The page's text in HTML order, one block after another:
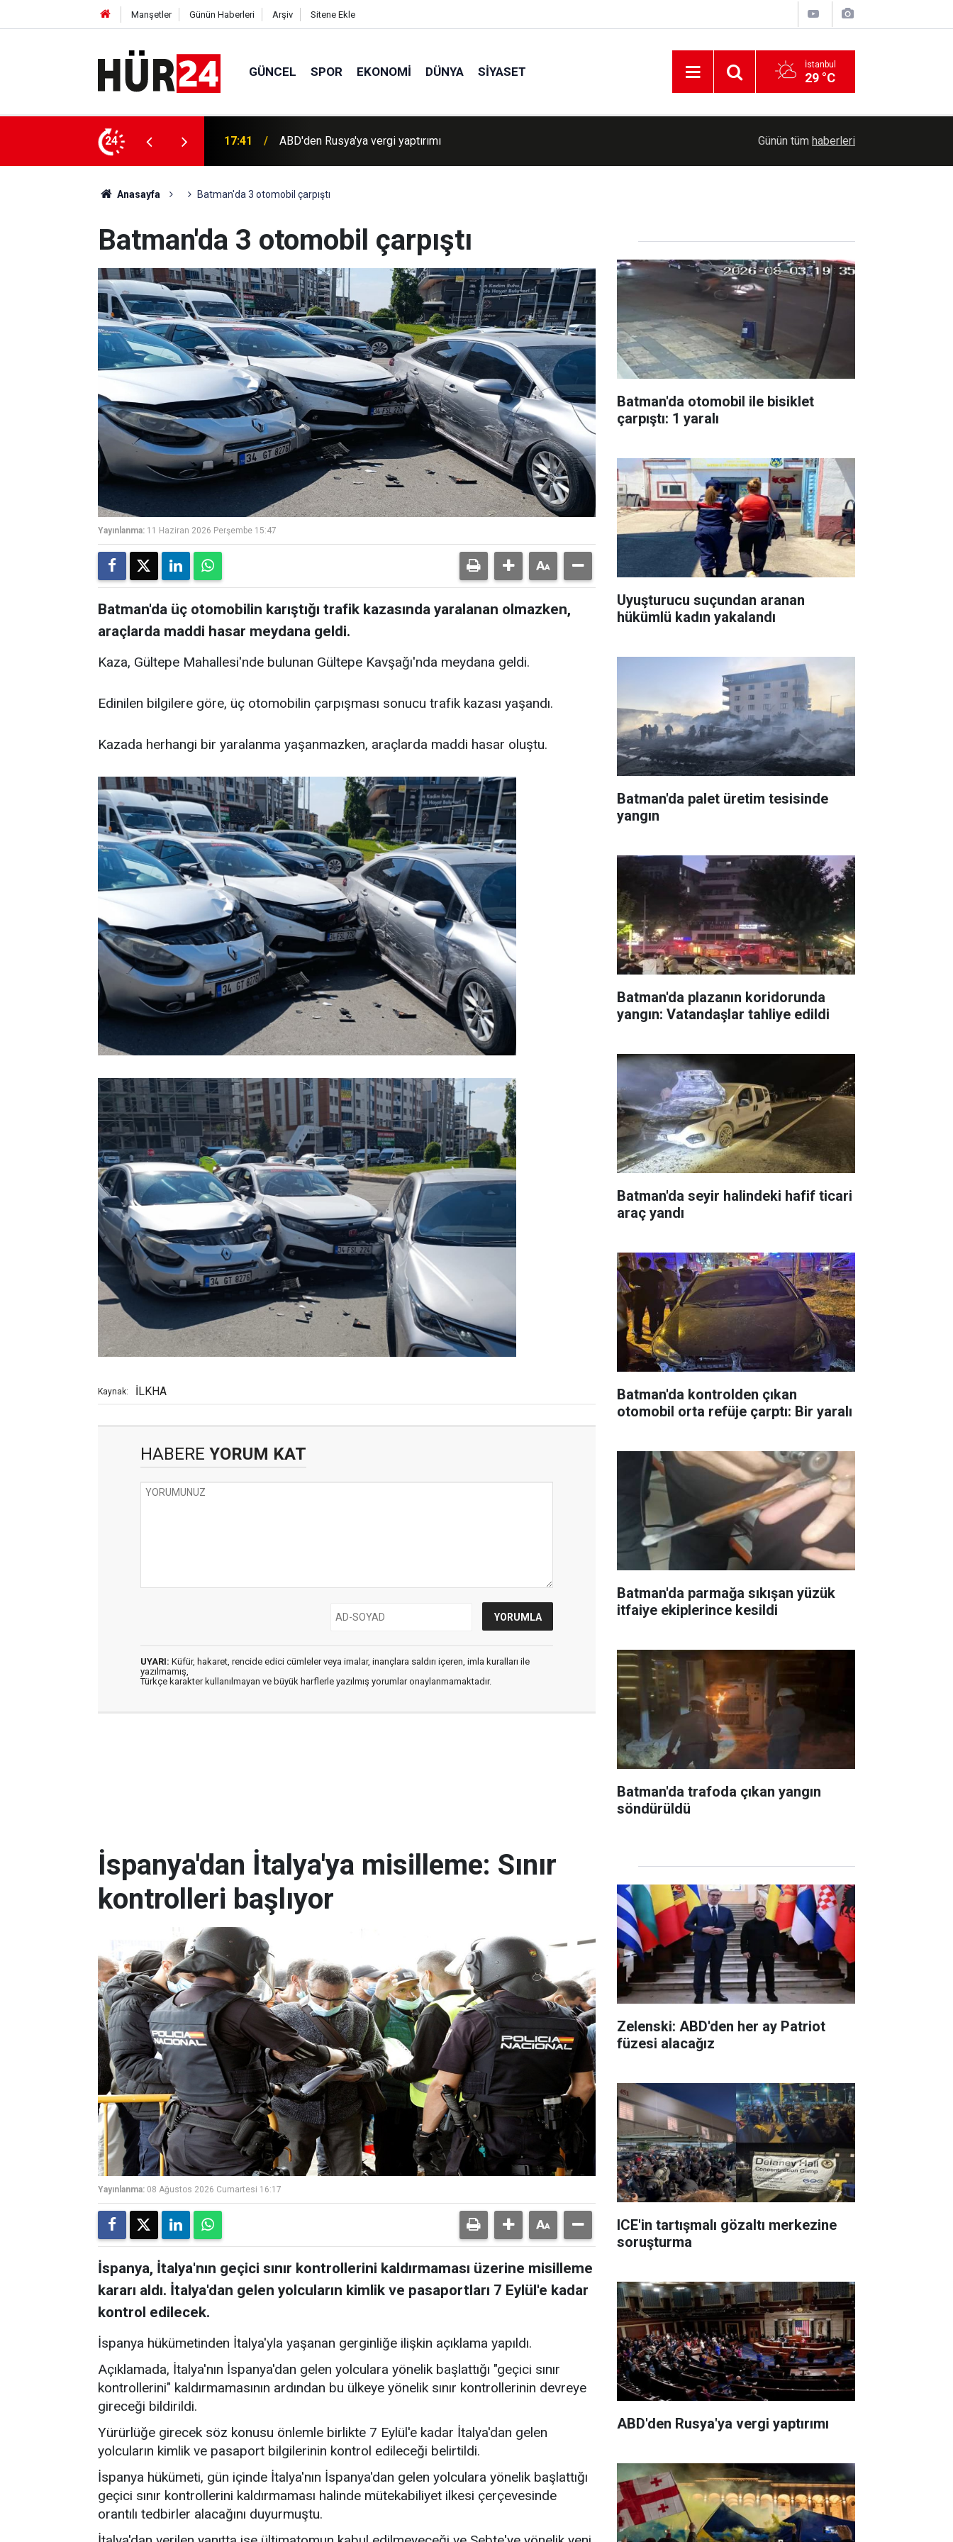
Manşetler Günün Haberleri Arşiv Sitene Ekle
GÜNCEL SPOR EKONOMI DÜNYA SIYASET İstanbul
29 °C
24 17:28 Bursa’da iki ilçedeki orman yangınları kontrol altına alındı
sürüklemeye çalışıyor
Günün tüm haberleri
Anasayfa Batman'da 3 otomobil çarpıştı
Batman'da 3 otomobil çarpıştı
Yayınlanma: 11 Haziran 2026 Perşembe 15:47
Batman'da üç otomobilin karıştığı trafik kazasında yaralanan olmazken,
araçlarda maddi hasar meydana geldi.
Kaza, Gültepe Mahallesi'nde bulunan Gültepe Kavşağı'nda meydana geldi.
Edinilen bilgilere göre, üç otomobilin çarpışması sonucu trafik kazası yaşandı.
Kazada herhangi bir yaralanma yaşanmazken, araçlarda maddi hasar oluştu.
Kaynak: İLKHA
HABERE YORUM KAT
UYARI: Küfür, hakaret, rencide edici cümleler veya imalar, inançlara saldırı içeren, imla kuralları ile
yazılmamış,
Türkçe karakter kullanılmayan ve büyük harflerle yazılmış yorumlar onaylanmamaktadır.
Batman'da otomobil ile bisiklet
çarpıştı: 1 yaralı
Uyuşturucu suçundan aranan
hükümlü kadın yakalandı
Batman'da palet üretim tesisinde
yangın
Batman'da plazanın koridorunda
yangın: Vatandaşlar tahliye edildi
Batman'da seyir halindeki hafif ticari
araç yandı
Batman'da kontrolden çıkan
otomobil orta refüje çarptı: Bir yaralı
Batman'da parmağa sıkışan yüzük
itfaiye ekiplerince kesildi
Batman'da trafoda çıkan yangın
söndürüldü
İspanya'dan İtalya'ya misilleme: Sınır
kontrolleri başlıyor
Yayınlanma: 08 Ağustos 2026 Cumartesi 16:17
İspanya, İtalya'nın geçici sınır kontrollerini kaldırmaması üzerine misilleme
kararı aldı. İtalya'dan gelen yolcuların kimlik ve pasaportları 7 Eylül'e kadar
kontrol edilecek.
İspanya hükümetinden İtalya'yla yaşanan gerginliğe ilişkin açıklama yapıldı.
Açıklamada, İtalya'nın İspanya'dan gelen yolculara yönelik başlattığı "geçici sınır
kontrollerini" kaldırmamasının ardından bu ülkeye yönelik sınır kontrollerinin devreye
gireceği bildirildi.
Yürürlüğe girecek söz konusu önlemle birlikte 7 Eylül'e kadar İtalya'dan gelen
yolcuların kimlik ve pasaport bilgilerinin kontrol edileceği belirtildi.
İspanya hükümeti, gün içinde İtalya'nın İspanya'dan gelen yolculara yönelik başlattığı
geçici sınır kontrollerini kaldırmaması halinde mütekabiliyet ilkesi çerçevesinde
orantılı tedbirler alacağını duyurmuştu.
Zelenski: ABD'den her ay Patriot
füzesi alacağız
ICE'in tartışmalı gözaltı merkezine
soruşturma
ABD'den Rusya'ya vergi yaptırımı